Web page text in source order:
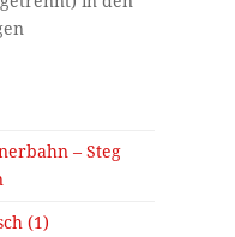
– Steg
(1)